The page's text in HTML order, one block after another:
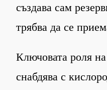
създава сам
трябва да се
Ключовата роля
снабдява с